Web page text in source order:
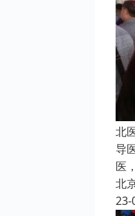
北
导
医
北
23-